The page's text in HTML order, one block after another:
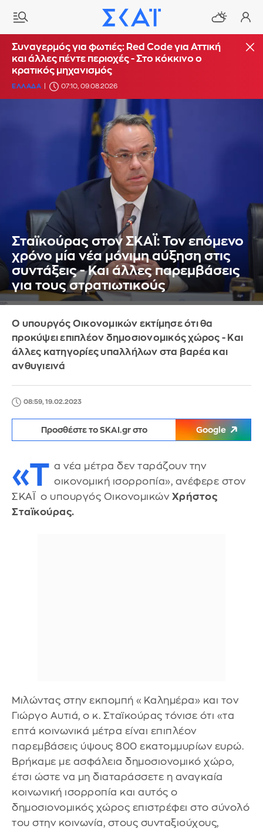
Συναγερμός για φωτιές: Red Code για Αττική
και άλλες πέντε περιοχές - Στο κόκκινο ο
κρατικός μηχανισμός
ΕΛΛΑΔΑ 07:10, 09.08.2026
Σταϊκούρας στον ΣΚΑΪ: Τον επόμενο
χρόνο μία νέα μόνιμη αύξηση στις
συντάξεις - Και άλλες παρεμβάσεις
για τους στρατιωτικούς
Ο υπουργός Οικονομικών εκτίμησε ότι θα
προκύψει επιπλέον δημοσιονομικός χώρος - Και
άλλες κατηγορίες υπαλλήλων στα βαρέα και
ανθυγιεινά
08:59, 19.02.2023
Προσθέστε το SKAI.gr στο Google
«Τ α νέα μέτρα δεν ταράζουν την
οικονομική ισορροπία», ανέφερε στον
ΣΚΑΪ ο υπουργός Οικονομικών Χρήστος
Σταϊκούρας.
Μιλώντας στην εκπομπή «Καλημέρα» και τον
Γιώργο Αυτιά, ο κ. Σταϊκούρας τόνισε ότι «τα
επτά κοινωνικά μέτρα είναι επιπλέον
παρεμβάσεις ύψους 800 εκατομμυρίων ευρώ.
Βρήκαμε με ασφάλεια δημοσιονομικό χώρο,
έτσι ώστε να μη διαταράσσετε η αναγκαία
κοινωνική ισορροπία και αυτός ο
δημοσιονομικός χώρος επιστρέφει στο σύνολό
του στην κοινωνία, στους συνταξιούχους,